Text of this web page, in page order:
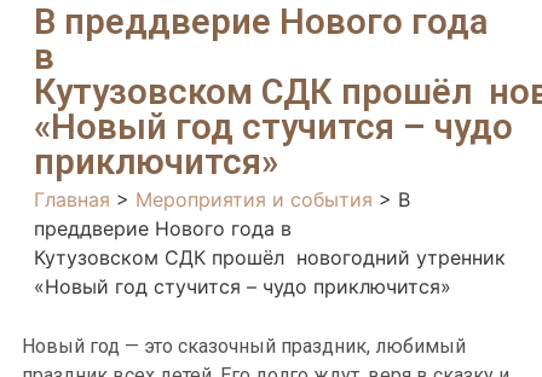
В преддверие Нового года
в
Кутузовском СДК прошёл
«Новый год стучится – чудо
приключится»
Главная > Мероприятия и события > В
преддверие Нового года в
Кутузовском СДК прошёл новогодний утренник
«Новый год стучится – чудо приключится»
Новый год — это сказочный праздник, любимый